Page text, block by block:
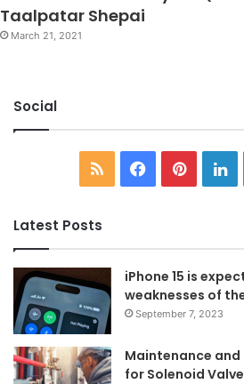
Taalpatar Shepai
March 21, 2021
Social
RSS Facebook
Pinterest
Latest Posts
iPhone 15 is
weaknesses of
September 7, 2023
Maintenance
for Solenoid